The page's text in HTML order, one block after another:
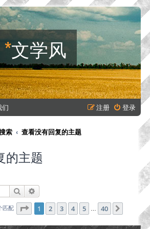
*文学风
们 登录
注册
索 查看没有回复的主题
的主题
搜索
匹配 分页：1 40
1 2 3 4 5 40 下一页